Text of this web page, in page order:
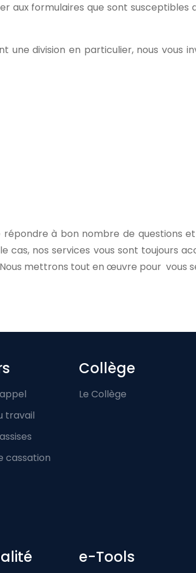
aux formulaires que sont
une division en particulier, nous vous
à bon nombre de questions
cas, nos services vous sont toujours
Nous mettrons tout en œuvre pour vous
travail
cassation
Collège
Le Collège
e-Tools